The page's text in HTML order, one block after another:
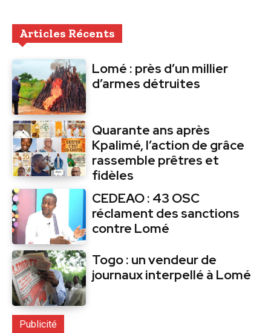
Articles Récents
Lomé : près d’un millier
d’armes détruites
Quarante ans après
Kpalimé, l’action de grâce
rassemble prêtres et
fidèles
CEDEAO : 43 OSC
réclament des sanctions
contre Lomé
Togo : un vendeur de
journaux interpellé à Lomé
Publicité